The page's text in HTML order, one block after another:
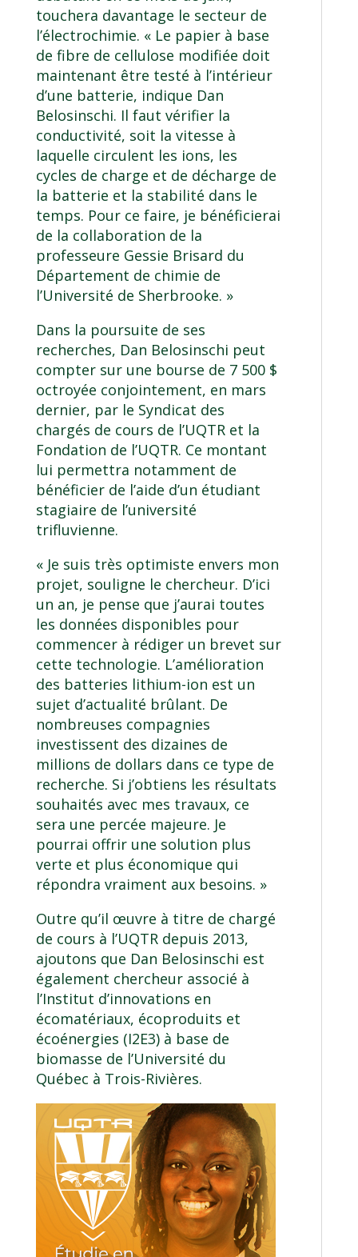
touchera davantage le secteur de
l’électrochimie. « Le papier à base
de fibre de cellulose modifiée doit
maintenant être testé à l’intérieur
d’une batterie, indique Dan
Belosinschi. Il faut vérifier la
conductivité, soit la vitesse à
laquelle circulent les ions, les
cycles de charge et de décharge de
la batterie et la stabilité dans le
temps. Pour ce faire, je bénéficierai
de la collaboration de la
professeure Gessie Brisard du
Département de chimie de
l’Université de Sherbrooke. »
Dans la poursuite de ses
recherches, Dan Belosinschi peut
compter sur une bourse de 7 500 $
octroyée conjointement, en mars
dernier, par le Syndicat des
chargés de cours de l’UQTR et la
Fondation de l’UQTR. Ce montant
lui permettra notamment de
bénéficier de l’aide d’un étudiant
stagiaire de l’université
trifluvienne.
« Je suis très optimiste envers mon
projet, souligne le chercheur. D’ici
un an, je pense que j’aurai toutes
les données disponibles pour
commencer à rédiger un brevet sur
cette technologie. L’amélioration
des batteries lithium-ion est un
sujet d’actualité brûlant. De
nombreuses compagnies
investissent des dizaines de
millions de dollars dans ce type de
recherche. Si j’obtiens les résultats
souhaités avec mes travaux, ce
sera une percée majeure. Je
pourrai offrir une solution plus
verte et plus économique qui
répondra vraiment aux besoins. »
Outre qu’il œuvre à titre de chargé
de cours à l’UQTR depuis 2013,
ajoutons que Dan Belosinschi est
également chercheur associé à
l’Institut d’innovations en
écomatériaux, écoproduits et
écoénergies (I2E3) à base de
biomasse de l’Université du
Québec à Trois-Rivières.